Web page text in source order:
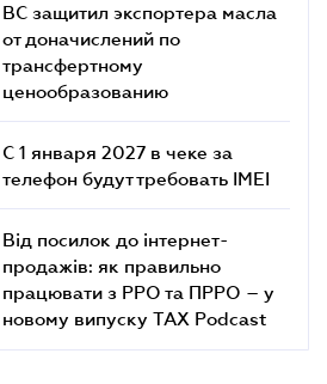
ВС защитил экспортера масла
от доначислений по
трансфертному
ценообразованию
С 1 января 2027 в чеке за
телефон будут требовать IMEI
Від посилок до інтернет-
продажів: як правильно
працювати з РРО та ПРРО – у
новому випуску TAX Podcast